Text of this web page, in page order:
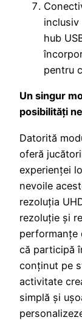
inclusiv
hub
pentru
Un singur
posibilități
Datorită
oferă
experienței
nevoile
rezoluția
rezoluție și
performanțe
că participă
conținut pe
activitate
simplă și